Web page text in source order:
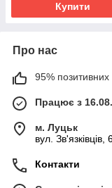
Купити
Про нас
95% позитивних
Працює з
м. Луцьк
вул.
Контакти